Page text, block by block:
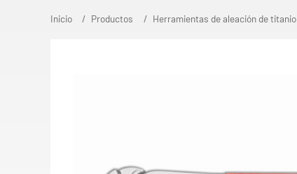
Inicio Productos Herramientas de aleación de titanio